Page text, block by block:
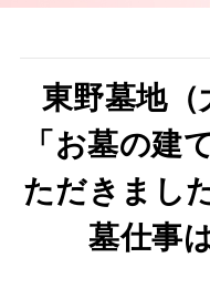
東野墓地（
「お墓の建
ただきまし
墓仕事